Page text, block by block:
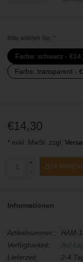
Bitte wählen Sie: *
Farbe: schwarz -
Farbe: transparent -
€14,30
* exkl. MwSt. zzgl.
+
-
ZUM
Informationen
Artikelnummer::
HAM-
Verfügbarkeit:
Auf
Lieferzeit:
2-4